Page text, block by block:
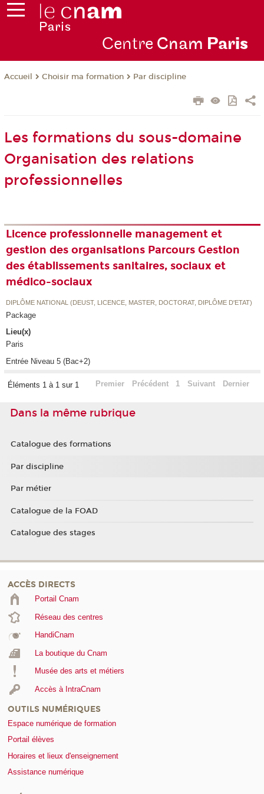
Centre Cnam Paris
Accueil Choisir ma formation Par discipline
Les formations du sous-domaine
Organisation des relations
professionnelles
Licence professionnelle management et
gestion des organisations Parcours Gestion
des établissements sanitaires, sociaux et
médico-sociaux
DIPLÔME NATIONAL (DEUST, LICENCE, MASTER, DOCTORAT, DIPLÔME D'ETAT)
Package
Lieu(x)
Paris
Entrée Niveau 5 (Bac+2)
Éléments 1 à 1 sur 1 Premier Précédent 1 Suivant Dernier
Dans la même rubrique
Catalogue des formations
Par discipline
Par métier
Catalogue de la FOAD
Catalogue des stages
ACCÈS DIRECTS
Portail Cnam
Réseau des centres
HandiCnam
La boutique du Cnam
Musée des arts et métiers
Accès à IntraCnam
OUTILS NUMÉRIQUES
Espace numérique de formation
Portail élèves
Horaires et lieux d'enseignement
Assistance numérique